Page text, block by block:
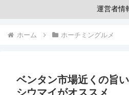
運営者情
ホーム ホーチミングルメ
ベンタン市場近くの旨
シウマイがオススメ